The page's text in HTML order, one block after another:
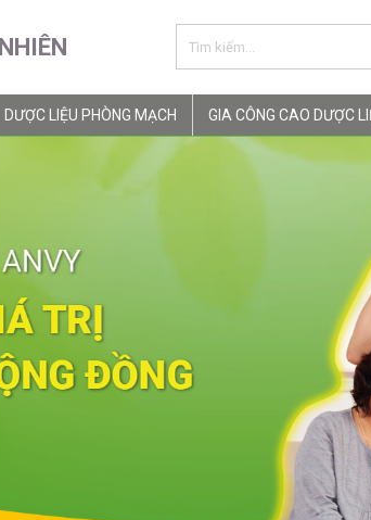
DƯỢC LIỆU PHÒNG MẠCH GIA CÔNG CAO DƯỢC